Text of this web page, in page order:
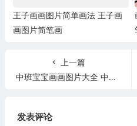
王子画画图片简单画法 王子画
画图片简笔画
上一篇
中班宝宝画画图片大全 中班宝宝绘画
发表评论